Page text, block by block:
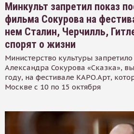
Минкульт запретил показ
фильма Сокурова на
нем Сталин, Черчилль,
спорят о жизни
Министерство культуры
Александра Сокурова «Сказка»,
году, на фестивале КАРО.Арт,
Москве с 10 по 15 октября